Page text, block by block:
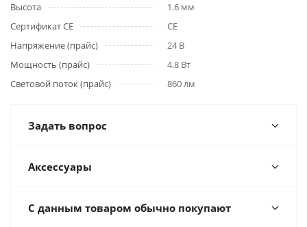
Высота
1.6 мм
Сертификат CE
CE
Напряжение (прайс)
24 В
Мощность (прайс)
4.8 Вт
Световой поток (прайс)
860 лм
Задать вопрос
Аксессуары
С данным товаром обычно покупают